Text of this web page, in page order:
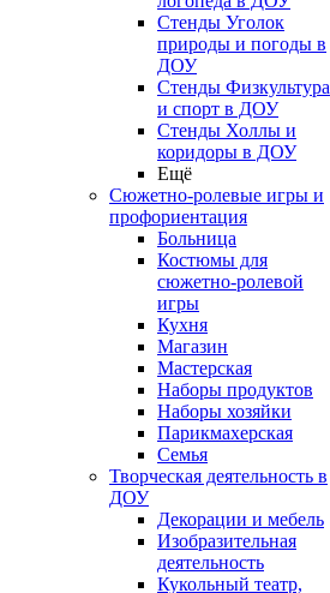
Стенды Уголок
природы и погоды в
ДОУ
Стенды Физкультура
и спорт в ДОУ
Стенды Холлы и
коридоры в ДОУ
Ещё
Сюжетно-ролевые игры и
профориентация
Больница
Костюмы для
сюжетно-ролевой
игры
Кухня
Магазин
Мастерская
Наборы продуктов
Наборы хозяйки
Парикмахерская
Семья
Творческая деятельность в
ДОУ
Декорации и мебель
Изобразительная
деятельность
Кукольный театр,